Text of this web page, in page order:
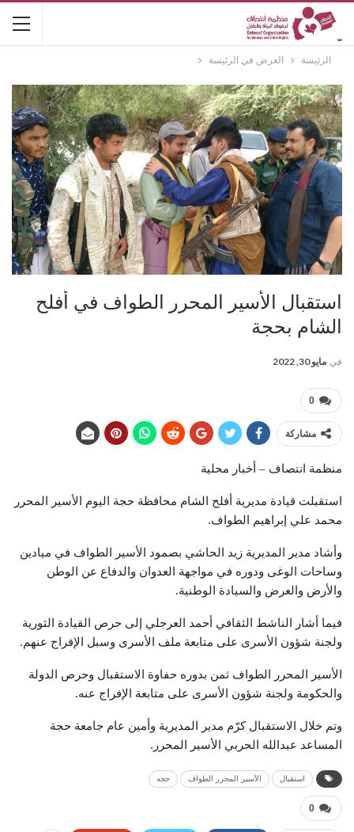
الرئيسة العرض في الرئيسة
استقبال الأسير المحرر الطواف في أفلح
الشام بحجة
في مايو 30, 2022
0
مشاركة
منظمة انتصاف – أخبار محلية
استقبلت قيادة مديرية أفلح الشام محافظة حجة اليوم الأسير المحرر
محمد علي إبراهيم الطواف.
وأشاد مدير المديرية زيد الحاشي بصمود الأسير الطواف في ميادين
وساحات الوغى ودوره في مواجهة العدوان والدفاع عن الوطن
والأرض والعرض والسيادة الوطنية.
فيما أشار الناشط الثقافي أحمد العرجلي إلى حرص القيادة الثورية
ولجنة شؤون الأسرى على متابعة ملف الأسرى وسبل الإفراج عنهم.
الأسير المحرر الطواف ثمن بدوره حفاوة الاستقبال وحرص الدولة
والحكومة ولجنة شؤون الأسرى على متابعة الإفراج عنه.
وتم خلال الاستقبال كرّم مدير المديرية وأمين عام جامعة حجة
المساعد عبدالله الحربي الأسير المحرر.
استقبال الأسير المحرر الطواف حجه
0